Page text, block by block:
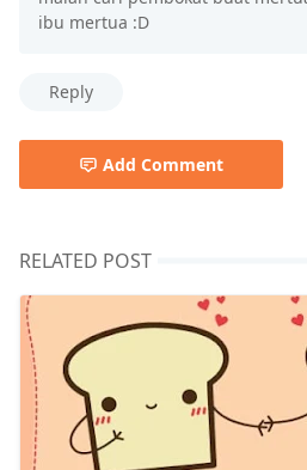
ibu mertua :D
Reply
Add Comment
RELATED POST